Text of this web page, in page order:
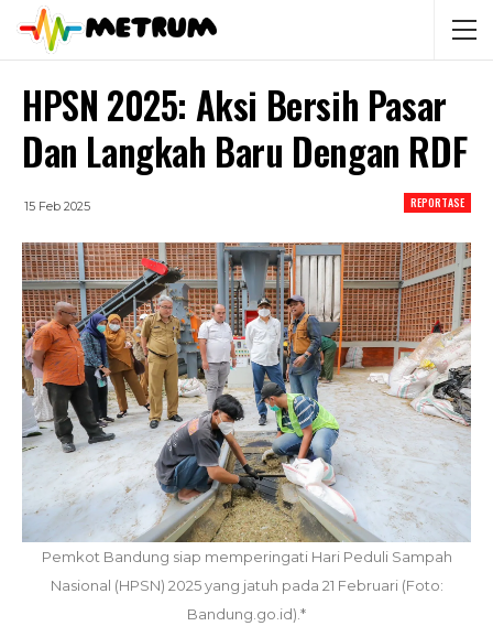
HPSN 2025: Aksi Bersih Pasar
Dan Langkah Baru Dengan RDF
REPORTASE
15 Feb 2025
Pemkot Bandung siap memperingati Hari Peduli Sampah
Nasional (HPSN) 2025 yang jatuh pada 21 Februari (Foto:
Bandung.go.id).*